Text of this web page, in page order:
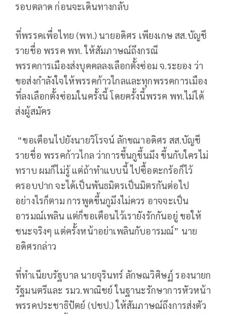
รอบตลาด ก่อนจะเดินทางกลับ
ที่พรรคเพื่อไทย (พท.) นายอดิศร เพียงเกษ สส.บัญชี
รายชื่อ พรรค พท. ให้สัมภาษณ์ถึงกรณี
พรรคการเมืองส่งบุคคลลงเลือกตั้งซ่อม จ.ระยอง ว่า
ขอส่งกำลังใจให้พรรคก้าวไกลและทุกพรรคการเมือง
ที่ลงเลือกตั้งซ่อมในครั้งนี้ โดยครั้งนี้พรรค พท.ไม่ได้
ส่งผู้สมัคร
“ขอเตือนไปยังนายวิโรจน์ ลักขณาอดิศร สส.บัญชี
รายชื่อ พรรคก้าวไกล ว่าการขึ้นกูขึ้นมึง ขึ้นกับใครไม่
ทราบ ผมก็ไม่รู้ แต่ถ้าทำแบบนี้ ไปซื้อตะกร้อก็ไว้
ครอบปาก จะได้เป็นพันธมิตรเป็นมิตรกันต่อไป
อย่างไรก็ตาม การพูดขึ้นกูมึงไม่ควร อาจจะเป็น
อารมณ์เพลิน แต่ก็ขอเตือนไว้เรายังรักกันอยู่ ขอให้
ชนะจริงๆ แต่ครั้งหน้าอย่าเพลินกับอารมณ์” นาย
อดิศรกล่าว
ที่ทำเนียบรัฐบาล นายจุรินทร์ ลักษณวิศิษฏ์ รองนายก
รัฐมนตรีและ รมว.พาณิชย์ ในฐานะรักษาการหัวหน้า
พรรคประชาธิปัตย์ (ปชป.) ให้สัมภาษณ์ถึงการส่งตัว